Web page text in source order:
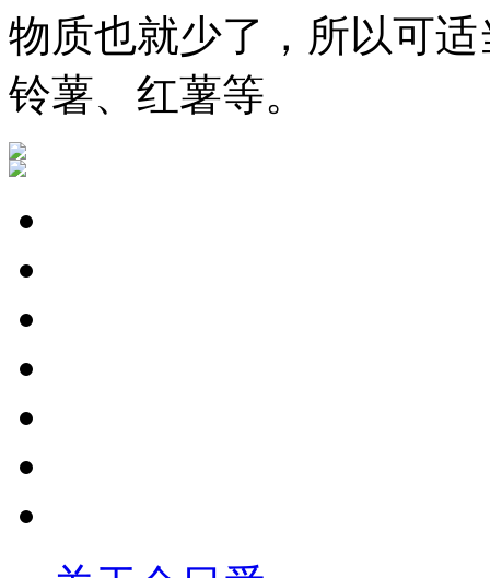
物质也就少了，所以可
铃薯、红薯等。